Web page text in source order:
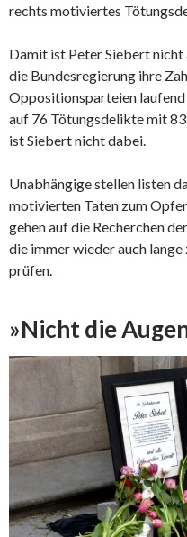
rechts motiviertes
Damit ist Peter Siebert
die Bundesregierung ihre
Oppositionsparteien
auf 76 Tötungsdelikte mit
ist Siebert nicht dabei.
Unabhängige stellen listen
motivierten Taten zum
gehen auf die Recherchen der
die immer wieder auch
prüfen.
»Nicht die